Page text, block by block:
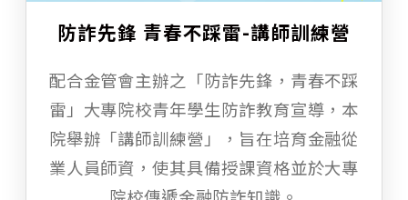
防詐先鋒 青春不踩雷-講師訓練營
配合金管會主辦之「防詐先鋒，青春不踩
雷」大專院校青年學生防詐教育宣導，本
院舉辦「講師訓練營」，旨在培育金融從
業人員師資，使其具備授課資格並於大專